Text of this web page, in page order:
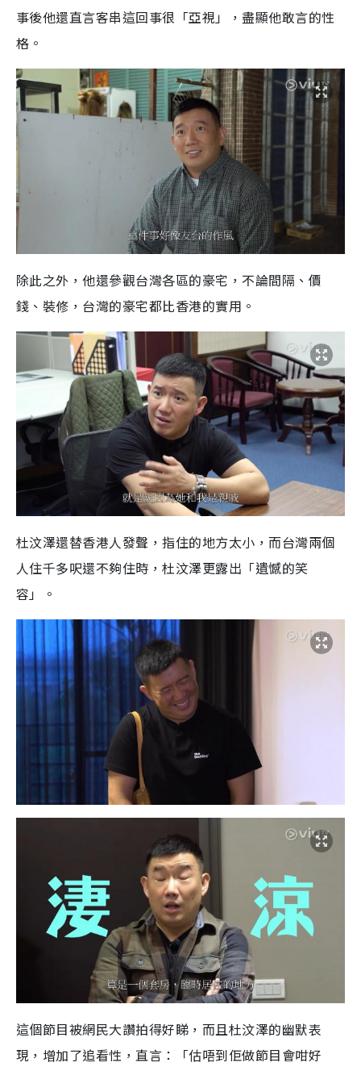
事後他還直言客串這回事很「亞視」，盡顯他敢言的性
格。
除此之外，他還參觀台灣各區的豪宅，不論間隔、價
錢、裝修，台灣的豪宅都比香港的實用。
杜汶澤還替香港人發聲，指住的地方太小，而台灣兩個
人住千多呎還不夠住時，杜汶澤更露出「遺憾的笑
容」。
這個節目被網民大讚拍得好睇，而且杜汶澤的幽默表
現，增加了追看性，直言：「估唔到佢做節目會咁好